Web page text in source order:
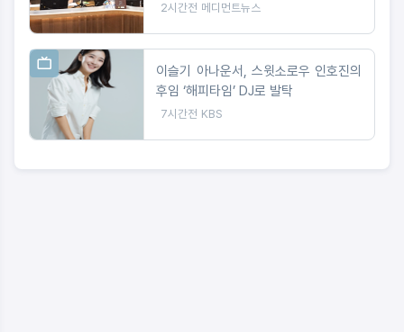
2시간전 메디먼트뉴스
이슬기 아나운서, 스윗소로우 인호진의
후임 ‘해피타임’ DJ로 발탁
7시간전 KBS